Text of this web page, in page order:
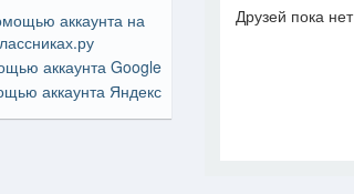
На профиль
Друзей пока нет